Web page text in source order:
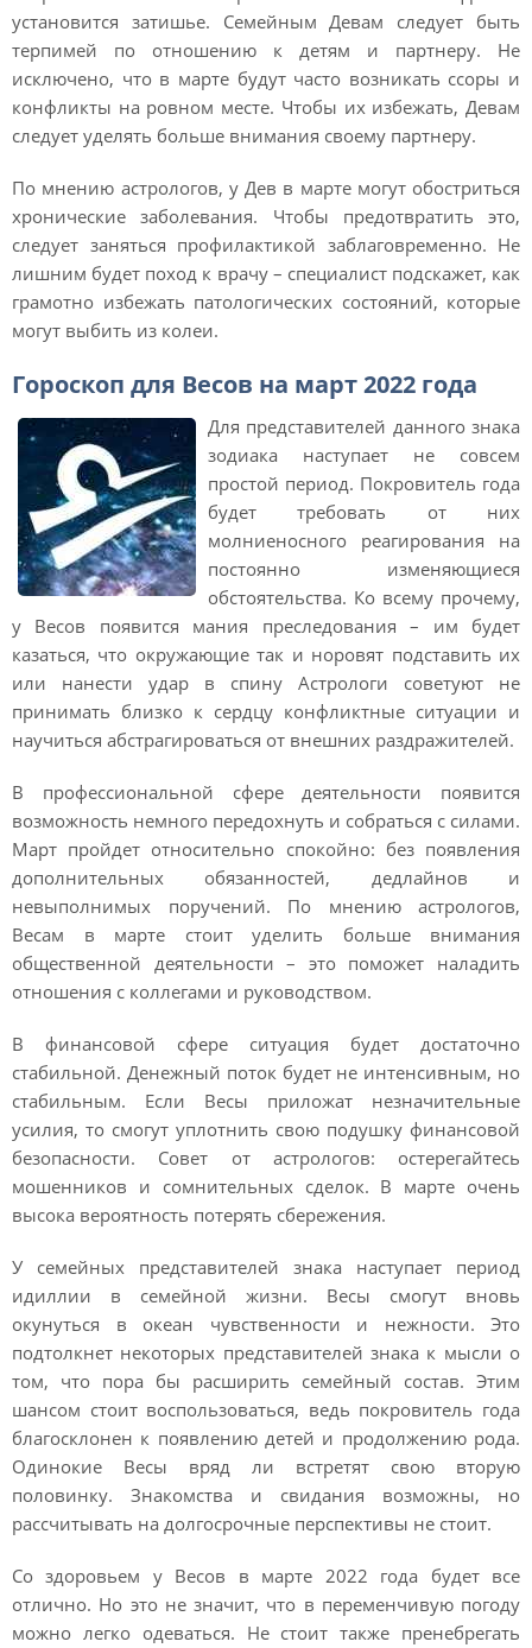
установится затишье. Семейным Девам следует быть
терпимей по отношению к детям и партнеру. Не
исключено, что в марте будут часто возникать ссоры и
конфликты на ровном месте. Чтобы их избежать, Девам
следует уделять больше внимания своему партнеру.
По мнению астрологов, у Дев в марте могут обостриться
хронические заболевания. Чтобы предотвратить это,
следует заняться профилактикой заблаговременно. Не
лишним будет поход к врачу – специалист подскажет, как
грамотно избежать патологических состояний, которые
могут выбить из колеи.
Гороскоп для Весов на март 2022 года
Для представителей данного знака
зодиака наступает не совсем
простой период. Покровитель года
будет требовать от них
молниеносного реагирования на
постоянно изменяющиеся
обстоятельства. Ко всему прочему,
у Весов появится мания преследования – им будет
казаться, что окружающие так и норовят подставить их
или нанести удар в спину Астрологи советуют не
принимать близко к сердцу конфликтные ситуации и
научиться абстрагироваться от внешних раздражителей.
В профессиональной сфере деятельности появится
возможность немного передохнуть и собраться с силами.
Март пройдет относительно спокойно: без появления
дополнительных обязанностей, дедлайнов и
невыполнимых поручений. По мнению астрологов,
Весам в марте стоит уделить больше внимания
общественной деятельности – это поможет наладить
отношения с коллегами и руководством.
В финансовой сфере ситуация будет достаточно
стабильной. Денежный поток будет не интенсивным, но
стабильным. Если Весы приложат незначительные
усилия, то смогут уплотнить свою подушку финансовой
безопасности. Совет от астрологов: остерегайтесь
мошенников и сомнительных сделок. В марте очень
высока вероятность потерять сбережения.
У семейных представителей знака наступает период
идиллии в семейной жизни. Весы смогут вновь
окунуться в океан чувственности и нежности. Это
подтолкнет некоторых представителей знака к мысли о
том, что пора бы расширить семейный состав. Этим
шансом стоит воспользоваться, ведь покровитель года
благосклонен к появлению детей и продолжению рода.
Одинокие Весы вряд ли встретят свою вторую
половинку. Знакомства и свидания возможны, но
рассчитывать на долгосрочные перспективы не стоит.
Со здоровьем у Весов в марте 2022 года будет все
отлично. Но это не значит, что в переменчивую погоду
можно легко одеваться. Не стоит также пренебрегать